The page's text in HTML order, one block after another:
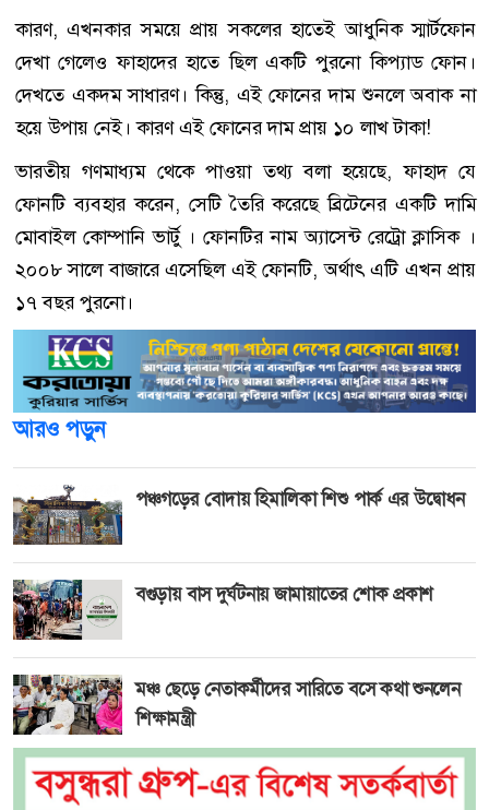
কারণ, এখনকার সময়ে প্রায় সকলের হাতেই আধুনিক স্মার্টফোন
দেখা গেলেও ফাহাদের হাতে ছিল একটি পুরনো কিপ্যাড ফোন।
দেখতে একদম সাধারণ। কিন্তু, এই ফোনের দাম শুনলে অবাক না
হয়ে উপায় নেই। কারণ এই ফোনের দাম প্রায় ১০ লাখ টাকা!
ভারতীয় গণমাধ্যম থেকে পাওয়া তথ্য বলা হয়েছে, ফাহাদ যে
ফোনটি ব্যবহার করেন, সেটি তৈরি করেছে ব্রিটেনের একটি দামি
মোবাইল কোম্পানি ভার্টু । ফোনটির নাম অ্যাসেন্ট রেট্রো ক্লাসিক ।
২০০৮ সালে বাজারে এসেছিল এই ফোনটি, অর্থাৎ এটি এখন প্রায়
১৭ বছর পুরনো।
আরও পড়ুন
পঞ্চগড়ের বোদায় হিমালিকা শিশু পার্ক এর উদ্বোধন
বগুড়ায় বাস দুর্ঘটনায় জামায়াতের শোক প্রকাশ
মঞ্চ ছেড়ে নেতাকর্মীদের সারিতে বসে কথা শুনলেন
শিক্ষামন্ত্রী